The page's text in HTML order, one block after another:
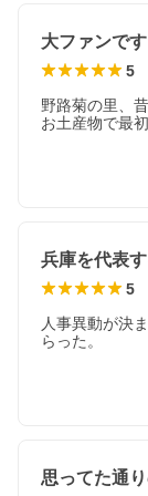
大ファンです
5
野路菊の里、
お土産物で最
兵庫を代表
5
人事異動が決
らった。